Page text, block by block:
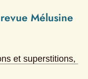
Mélusine
et superstitions,